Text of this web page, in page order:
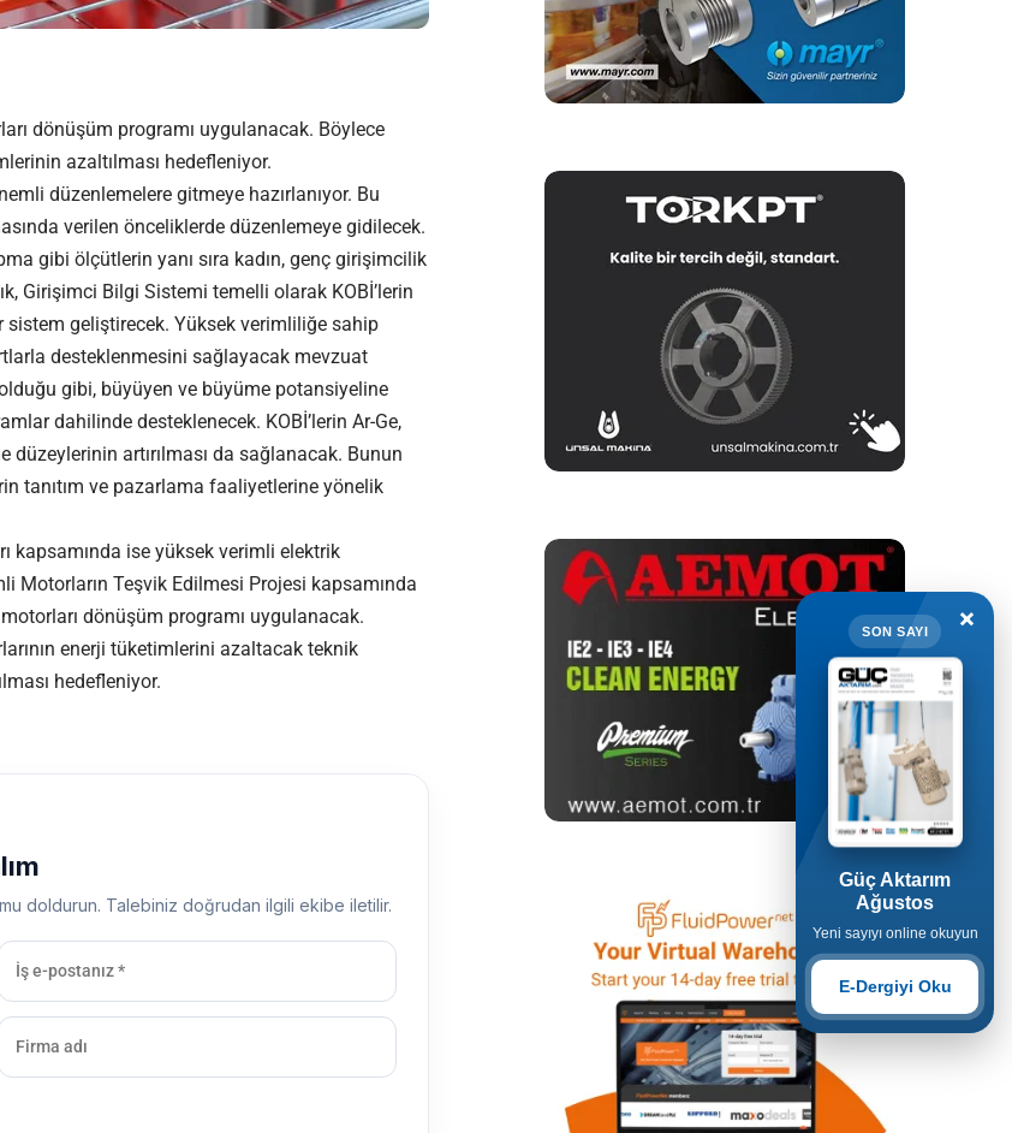
dönüşüm programı uygulanacak. Böylece
azaltılması hedefleniyor.
düzenlemelere gitmeye hazırlanıyor. Bu
verilen önceliklerde düzenlemeye gidilecek.
gibi ölçütlerin yanı sıra kadın, genç girişimcilik
Girişimci Bilgi Sistemi temelli olarak KOBİ’lerin
geliştirecek. Yüksek verimliliğe sahip
desteklenmesini sağlayacak mevzuat
gibi, büyüyen ve büyüme potansiyeline
dahilinde desteklenecek. KOBİ’lerin Ar-Ge,
artırılması da sağlanacak. Bunun
tanıtım ve pazarlama faaliyetlerine yönelik
kapsamında ise yüksek verimli elektrik
Motorların Teşvik Edilmesi Projesi kapsamında
dönüşüm programı uygulanacak.
enerji tüketimlerini azaltacak teknik
hedefleniyor.
doldurun. Talebiniz doğrudan ilgili ekibe iletilir.
×
SON SAYI
Güç Aktarım
Ağustos
Yeni sayıyı online okuyun
E-Dergiyi Oku